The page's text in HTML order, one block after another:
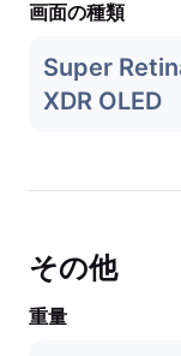
画面の種類
Super
XDR OLED
その他
重量